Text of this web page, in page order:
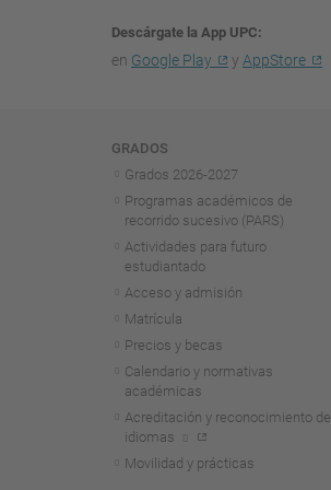
Descárgate la App UPC
en Google Play y AppStore
Navegación
GRADOS
Grados 2026-2027
Programas académicos de
recorrido sucesivo (PARS)
Actividades para futuro
estudiantado
Acceso y admisión
Matrícula
Precios y becas
Calendario y normativas
académicas
Acreditación y reconocimiento de
idiomas
Movilidad y prácticas